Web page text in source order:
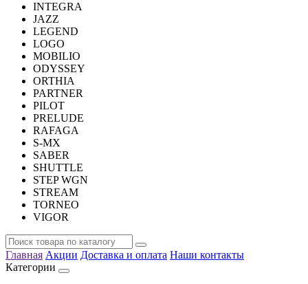
INTEGRA
JAZZ
LEGEND
LOGO
MOBILIO
ODYSSEY
ORTHIA
PARTNER
PILOT
PRELUDE
RAFAGA
S-MX
SABER
SHUTTLE
STEP WGN
STREAM
TORNEO
VIGOR
Главная Акции Доставка и оплата Наши контакты
Категории